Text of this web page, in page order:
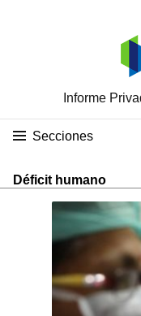
Informe
Secciones
Déficit humano